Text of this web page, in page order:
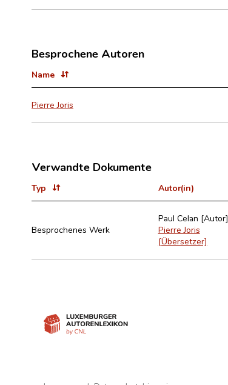
Besprochene Autoren
Name
Pierre Joris
Verwandte Dokumente
Typ Autor(in)
Besprochenes Werk
Paul Celan [Autor]
Pierre Joris
[Übersetzer]